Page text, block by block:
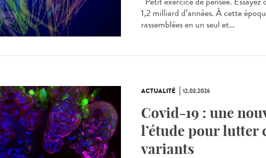
1,2 milliard d’années. À cette
rassemblées en un seul et...
ACTUALITÉ 12.03.2026
Covid-19 : une
l’étude pour lutter
variants